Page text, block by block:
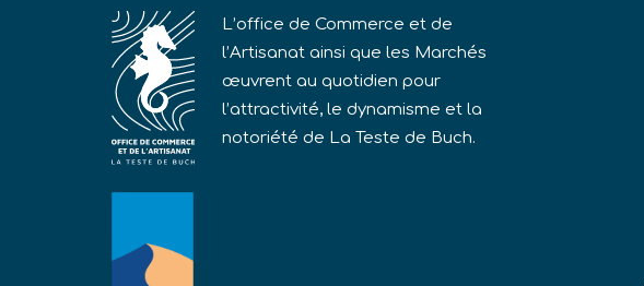
L’office de Commerce et de
l’Artisanat ainsi que les Marchés
œuvrent au quotidien pour
l’attractivité, le dynamisme et la
notoriété de La Teste de Buch.